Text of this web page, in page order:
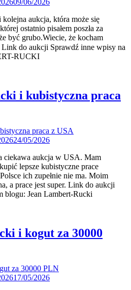
09/06/2026
aukcja, która może się
ostatnio pisałem poszła za
być grubo.Wiecie, że kocham
do aukcji Sprawdź inne wpisy na
RUCKI
i kubistyczna praca
24/05/2026
ciekawa aukcja w USA. Mam
lepsze kubistyczne prace
ich zupełnie nie ma. Moim
a prace jest super. Link do aukcji
blogu: Jean Lambert-Rucki
i kogut za 30000
17/05/2026